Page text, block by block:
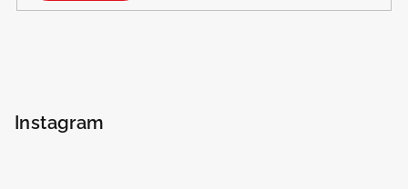
Instagram